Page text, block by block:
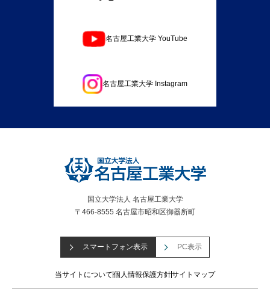
名古屋工業大学 YouTube
名古屋工業大学 Instagram
国立大学法人 名古屋工業大学
〒466-8555 名古屋市昭和区御器所町
スマートフォン表示 PC表示
当サイトについて個人情報保護方針サイトマップ